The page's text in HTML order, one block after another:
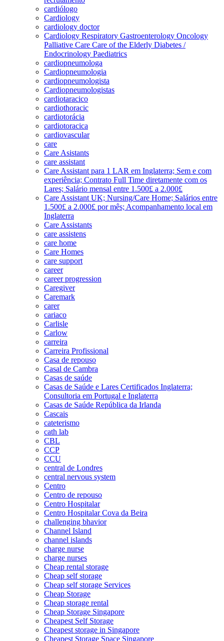
cardiólogo
Cardiology
cardiology doctor
Cardiology Respiratory Gastroenterology Oncology
Palliative Care Care of the Elderly Diabetes /
Endocrinology Paediatrics
cardiopneumologa
Cardiopneumologia
cardiopneumologista
Cardiopneumologistas
cardiotaracico
cardiothoracic
cardiotorácia
cardiotoracica
cardiovascular
care
Care Asistants
care assistant
Care Assistant para 1 LAR em Inglaterra; Sem e com
experiência; Contrato Full Time diretamente com os
Lares; Salário mensal entre 1.500£ a 2.000£
Care Assistant UK; Nursing/Care Home; Salários entre
1.500£ a 2.000£ por mês; Acompanhamento local em
Inglaterra
Care Assistants
care assistens
care home
Care Homes
care support
career
career progression
Caregiver
Caremark
carer
cariaco
Carlisle
Carlow
carreira
Carreira Profissional
Casa de repouso
Casal de Cambra
Casas de saúde
Casas de Saúde e Lares Certificados Inglaterra;
Consultoria em Portugal e Inglaterra
Casas de Saúde República da Irlanda
Cascais
cateterismo
cath lab
CBL
CCP
CCU
central de Londres
central nervous system
Centro
Centro de repouso
Centro Hospitalar
Centro Hospitalar Cova da Beira
challenging bhavior
Channel Island
channel islands
charge nurse
charge nurses
Cheap rental storage
Cheap self storage
Cheap self storage Services
Cheap Storage
Cheap storage rental
Cheap Storage Singapore
Cheapest Self Storage
Cheapest storage in Singapore
Cheapest Storage Space Singapore